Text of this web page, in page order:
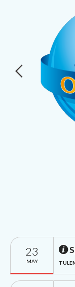
23
MAY